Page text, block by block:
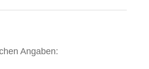
Angaben: